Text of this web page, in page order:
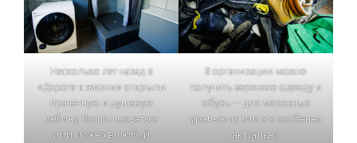
Несколько лет назад в
«Дороге к жизни» открыли
прачечную и душевую
кабину. Воспользоваться
ими можно в любой
В организации можно
получить верхнюю одежду и
обувь — для морозных
уральских зим это особенно
актуально